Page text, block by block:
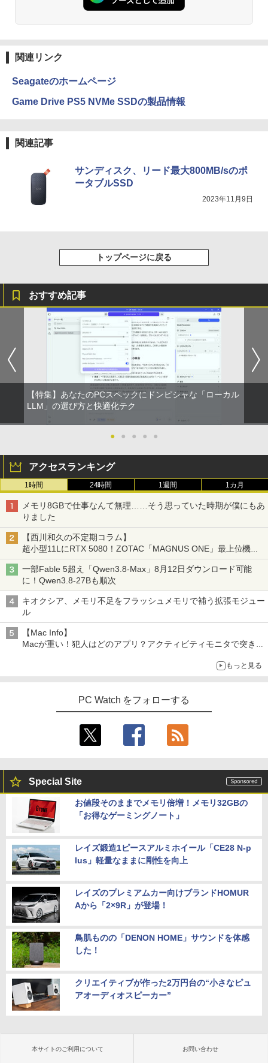
関連リンク
Seagateのホームページ
Game Drive PS5 NVMe SSDの製品情報
関連記事
サンディスク、リード最大800MB/sのポ
ータブルSSD
2023年11月9日
トップページに戻る
おすすめ記事
【特集】あなたのPCスペックにドンピシャな「ローカル
LLM」の選び方と快適化テク
● ● ● ● ●
アクセスランキング
1時間 24時間 1週間 1カ月
メモリ8GBで仕事なんて無理……そう思っていた時期が僕にもあ
りました
【西川和久の不定期コラム】
超小型11LにRTX 5080！ZOTAC「MAGNUS ONE」最上位機の
実力を探る
一部Fable 5超え「Qwen3.8-Max」8月12日ダウンロード可能
に！Qwen3.8-27Bも順次
キオクシア、メモリ不足をフラッシュメモリで補う拡張モジュー
ル
【Mac Info】
Macが重い！犯人はどのアプリ？アクティビティモニタで突き止
もっと見る
PC Watch をフォローする
Special Site
お値段そのままでメモリ倍増！メモリ32GBの
「お得なゲーミングノート」
レイズ鍛造1ピースアルミホイール「CE28 N-p
lus」軽量なままに剛性を向上
レイズのプレミアムカー向けブランドHOMUR
Aから「2×9R」が登場！
鳥肌ものの「DENON HOME」サウンドを体感
した！
クリエイティブが作った2万円台の“小さなピュ
アオーディオスピーカー”
本サイトのご利用について お問い合わせ